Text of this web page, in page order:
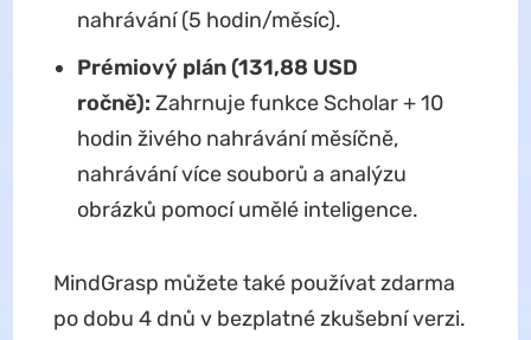
nahrávání (5 hodin/měsíc).
Prémiový plán (131,88 USD
ročně): Zahrnuje funkce Scholar + 10
hodin živého nahrávání měsíčně,
nahrávání více souborů a analýzu
obrázků pomocí umělé inteligence.
MindGrasp můžete také používat zdarma
po dobu 4 dnů v bezplatné zkušební verzi.